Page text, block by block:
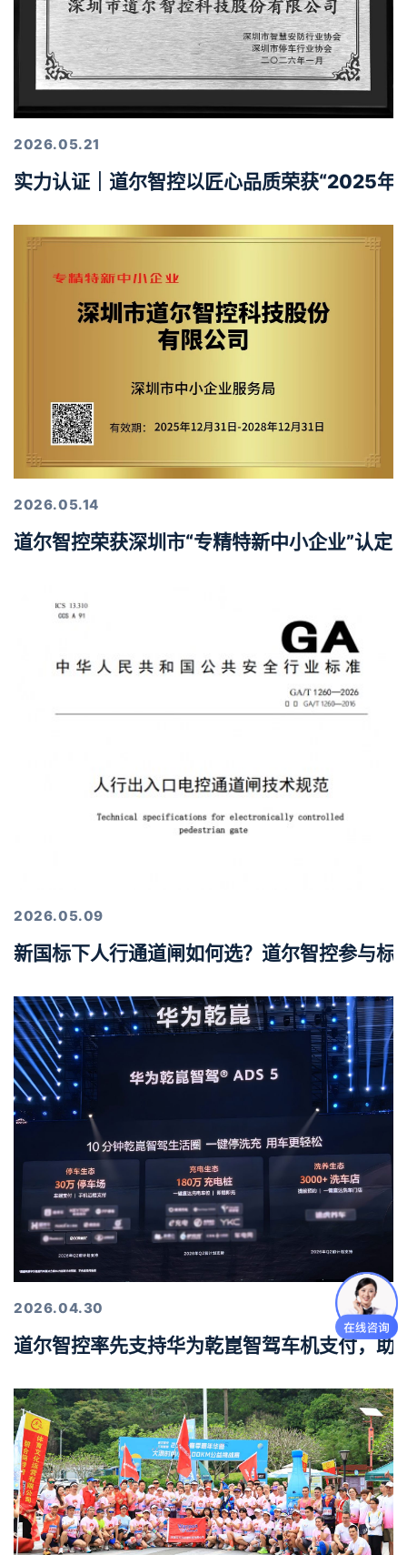
2026.05.21
实力认证｜道尔智控以匠心品质荣获“2025年
2026.05.14
道尔智控荣获深圳市“专精特新中小企业”认定
2026.05.09
新国标下人行通道闸如何选？道尔智控参与标
2026.04.30
道尔智控率先支持华为乾崑智驾车机支付，助